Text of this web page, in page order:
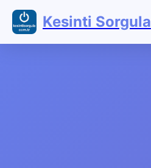
Kesinti Sorgula